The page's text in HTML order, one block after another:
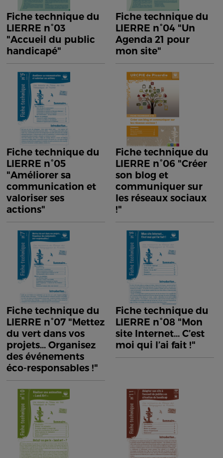
Fiche technique du
LIERRE n°03
"Accueil du public
handicapé"
Fiche technique du
LIERRE n°04 "Un
Agenda 21 pour
mon site"
Fiche technique du
LIERRE n°05
"Améliorer sa
communication et
valoriser ses
actions"
Fiche technique du
LIERRE n°06 "Créer
son blog et
communiquer sur
les réseaux sociaux
!"
Fiche technique du
LIERRE n°07 "Mettez
du vert dans vos
projets... Organisez
des événements
éco-responsables !"
Fiche technique du
LIERRE n°08 "Mon
site Internet... C’est
moi qui l’ai fait !"